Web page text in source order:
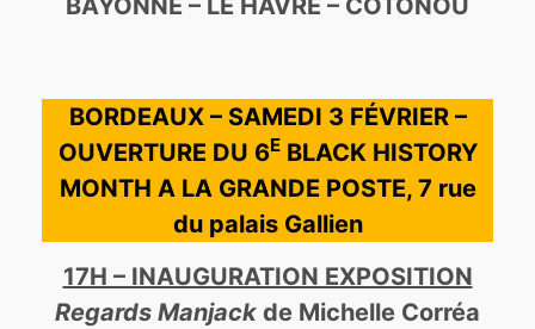
BAYONNE – LE HAVRE – COTONOU
BORDEAUX – SAMEDI 3 FÉVRIER –
OUVERTURE DU 6EBLACK HISTORY
MONTH A LA GRANDE POSTE, 7 rue
du palais Gallien
17H – INAUGURATION EXPOSITION
Regards Manjack de Michelle Corréa